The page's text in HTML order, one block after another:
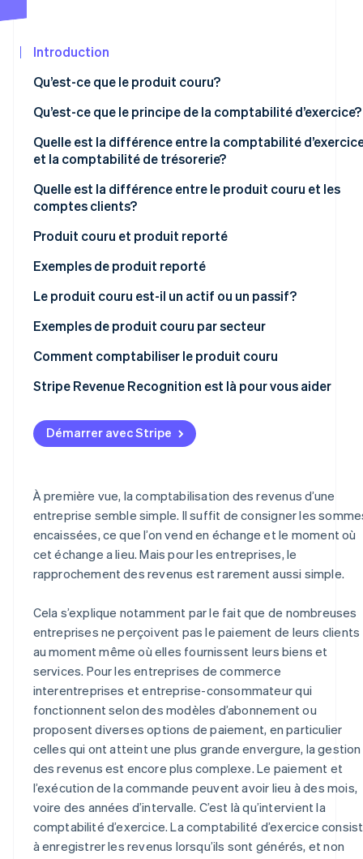
Climate
Vérification de l'identité
Stripe Sessions 2026
Découvrez comment Stripe construit l’infrastructure
l’IA.
Stripe App
Introduction
Qu’est-ce que le produit couru?
Exemples de produit couru
Qu’est-ce que le principe de la comptabilité d’exercice?
Quelle est la différence entre la comptabilité
et la comptabilité de trésorerie?
Quelle est la différence entre le produit couru et les
comptes clients?
Produit couru et produit reporté
Exemples de produit reporté
Le produit couru est-il un actif ou un passif?
Comment le produit couru est-il comptabilisé?
Exemple de comptabilisation des revenus établis par
Exemples de produit couru par secteur
Comment comptabiliser le produit couru
1. Déterminer les revenus
3. Mettre à jour les états financiers
5. Comptabiliser le paiement
Stripe Revenue Recognition est là pour vous aider
Démarrer avec Stripe
À première vue, la comptabilisation des revenus d’une
entreprise semble simple. Il suffit de consigner les
encaissées, ce que l’on vend en échange et le moment où
cet échange a lieu. Mais pour les entreprises, le
rapprochement des revenus est rarement aussi simple.
Cela s’explique notamment par le fait que de nombreuses
entreprises ne perçoivent pas le paiement de leurs clients
au moment même où elles fournissent leurs biens et
services. Pour les entreprises de commerce
interentreprises et entreprise-consommateur qui
fonctionnent selon des modèles d’abonnement ou
proposent diverses options de paiement, en particulier
celles qui ont atteint une plus grande envergure, la gestion
des revenus est encore plus complexe. Le paiement et
l’exécution de la commande peuvent avoir lieu à des mois,
voire des années d’intervalle. C’est là qu’intervient la
comptabilité d’exercice. La comptabilité d’exercice
à enregistrer les revenus lorsqu’ils sont générés, et non